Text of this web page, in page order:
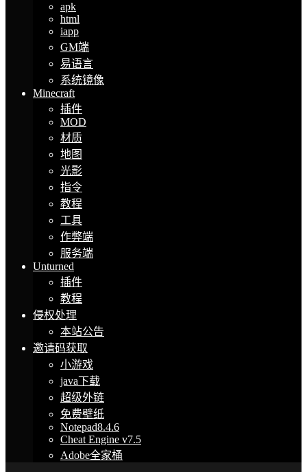
apk
html
iapp
GM端
易语言
系统镜像
Minecraft
插件
MOD
材质
地图
光影
指令
教程
工具
作弊端
服务端
Unturned
插件
教程
侵权处理
本站公告
邀请码获取
小游戏
java下载
超级外链
免费壁纸
Notepad8.4.6
Cheat Engine v7.5
Adobe全家桶